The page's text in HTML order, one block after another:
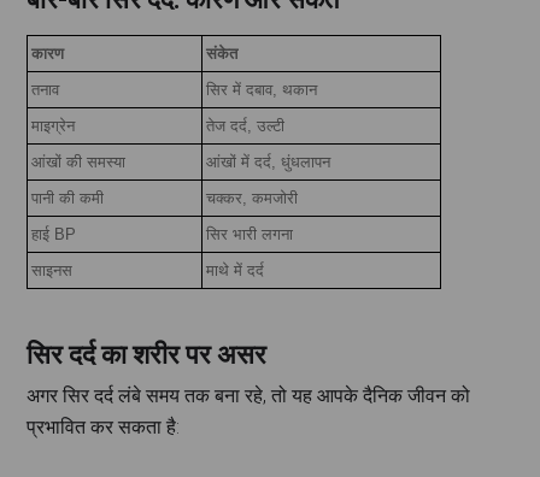
कारण
संकेत
तनाव
सिर में दबाव, थकान
माइग्रेन
तेज दर्द, उल्टी
आंखों की समस्या
आंखों में दर्द, धुंधलापन
पानी की कमी
चक्कर, कमजोरी
हाई BP
सिर भारी लगना
साइनस
माथे में दर्द
सिर दर्द का शरीर पर असर
अगर सिर दर्द लंबे समय तक बना रहे, तो यह आपके दैनिक जीवन को
प्रभावित कर सकता है: